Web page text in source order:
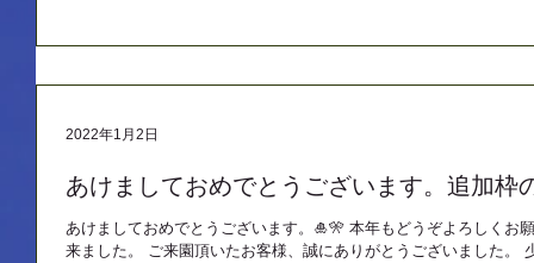
あけましておめでとうございます。追加枠
あけましておめでとうございます。🎍🎌 本年もどうぞよろしくお
来ました。 ご来園頂いたお客様、誠にありがとうございました。
2022年1月2日